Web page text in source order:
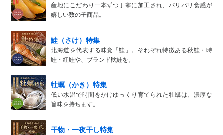
産地にこだわり一本ずつ丁寧に加工され、パリパリ食感が
嬉しい数の子商品。
鮭（さけ）特集
北海道を代表する味覚「鮭」。それぞれ特徴ある秋鮭・時
鮭・紅鮭や、ブランド秋鮭を。
牡蠣（かき）特集
低い水温で時間をかけゆっくり育てられた牡蠣は、濃厚な
旨味を持ちます。
干物・一夜干し特集